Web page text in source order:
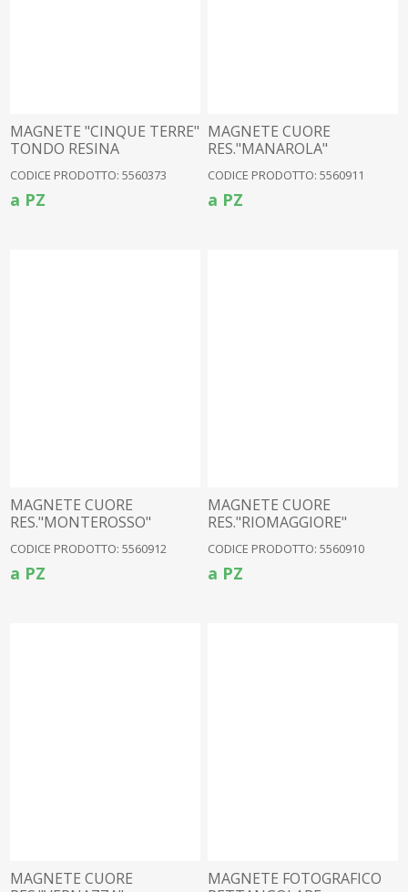
MAGNETE "CINQUE TERRE"
TONDO RESINA
CODICE PRODOTTO: 5560373
a PZ
MAGNETE CUORE
RES."MANAROLA"
CODICE PRODOTTO: 5560911
a PZ
MAGNETE CUORE
RES."MONTEROSSO"
CODICE PRODOTTO: 5560912
a PZ
MAGNETE CUORE
RES."RIOMAGGIORE"
CODICE PRODOTTO: 5560910
a PZ
MAGNETE CUORE
MAGNETE FOTOGRAFICO